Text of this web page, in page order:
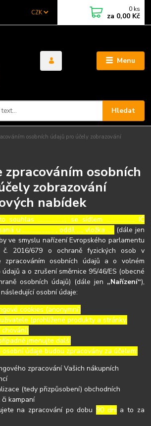
Menu
CZK
Hledat
0 ks
za 0,00 Kč
osobních údajů pro účely zobrazování
zpracováním osobních
zobrazování
nabídek
souhlas ……………..., se sídlem ………………, IČ
u ………………… , oddíl …, vložka ….. (dále jen
ve smyslu nařízení Evropského parlamentu
č. 2016/679 o ochraně fyzických osob v
zpracováním osobních údajů a o volném
a o zrušení směrnice 95/46/ES (obecné
osobních údajů) (dále jen „Nařízení“),
osobní údaje:
cookies (anonymní)
(prohlížené produkty a stránky,
jmenujte další
údaje budou zpracovány za účelem:
zpracování Vašich nákupních
(tedy přizpůsobení) obchodních
kampaní
na zpracování po dobu 90 dnía to za